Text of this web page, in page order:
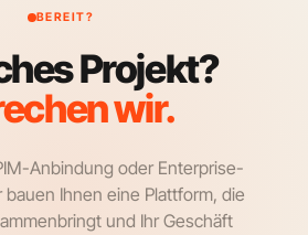
BEREIT?
Projekt?
wir.
Anbindung oder Enterprise-
Ihnen eine Plattform, die
und Ihr Geschäft